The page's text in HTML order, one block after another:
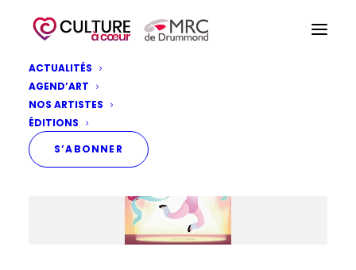
ACTUALITÉS
AGEND’ART
NOS ARTISTES
ÉDITIONS
S’ABONNER